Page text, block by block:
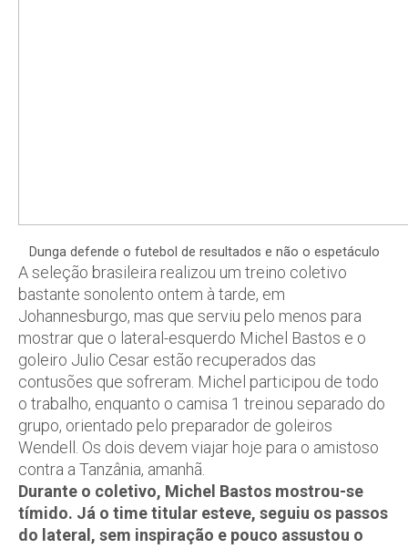
Dunga defende o futebol de resultados e não o espetáculo
A seleção brasileira realizou um treino coletivo
bastante sonolento ontem à tarde, em
Johannesburgo, mas que serviu pelo menos para
mostrar que o lateral-esquerdo Michel Bastos e o
goleiro Julio Cesar estão recuperados das
contusões que sofreram. Michel participou de todo
o trabalho, enquanto o camisa 1 treinou separado do
grupo, orientado pelo preparador de goleiros
Wendell. Os dois devem viajar hoje para o amistoso
contra a Tanzânia, amanhã.
Durante o coletivo, Michel Bastos mostrou-se
tímido. Já o time titular esteve, seguiu os passos
do lateral, sem inspiração e pouco assustou o